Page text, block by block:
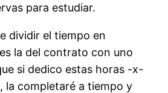
para estudiar.
dividir el tiempo en
la del contrato con uno
si dedico estas horas -x-
la completaré a tiempo y